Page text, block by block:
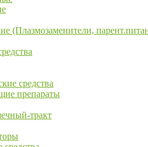
(Плазмозаменители,
средства
препараты
тракт